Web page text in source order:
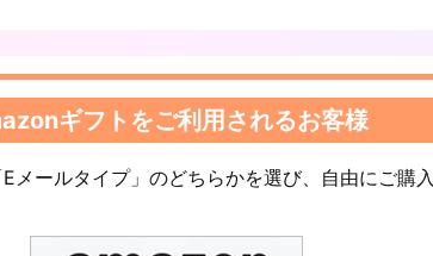
ギフトをご利用されるお客様
メールタイプ」のどちらかを選び、自由にご購